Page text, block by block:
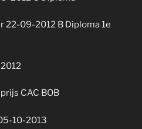
22-09-2012 B Diploma 1e
CAC BOB
10-2013